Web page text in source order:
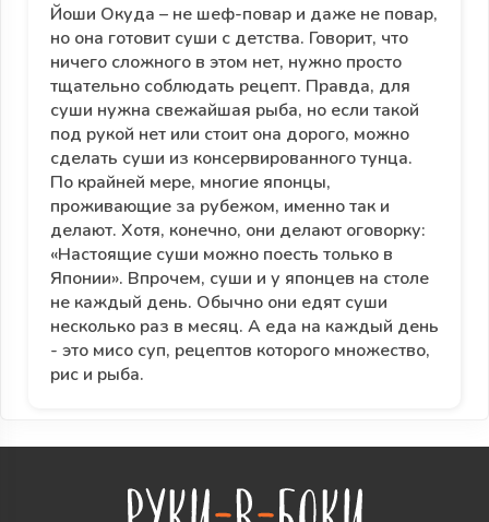
Йоши Окуда – не шеф-повар и даже не повар,
но она готовит суши с детства. Говорит, что
ничего сложного в этом нет, нужно просто
тщательно соблюдать рецепт. Правда, для
суши нужна свежайшая рыба, но если такой
под рукой нет или стоит она дорого, можно
сделать суши из консервированного тунца.
По крайней мере, многие японцы,
проживающие за рубежом, именно так и
делают. Хотя, конечно, они делают оговорку:
«Настоящие суши можно поесть только в
Японии». Впрочем, суши и у японцев на столе
не каждый день. Обычно они едят суши
несколько раз в месяц. А еда на каждый день
- это мисо суп, рецептов которого множество,
рис и рыба.